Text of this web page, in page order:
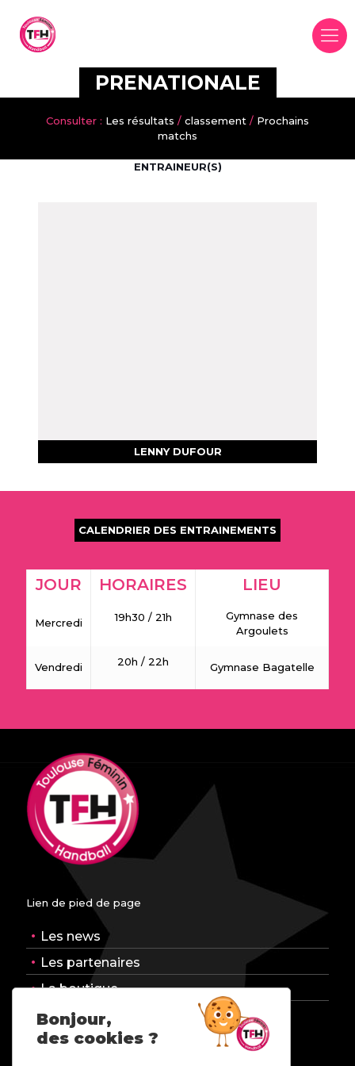
PRENATIONALE
Consulter : Les résultats / classement / Prochains
matchs
ENTRAINEUR(S)
LENNY DUFOUR
CALENDRIER DES ENTRAINEMENTS
JOUR HORAIRES LIEU
Mercredi 19h30 / 21h
Gymnase des
Argoulets
Vendredi 20h / 22h Gymnase Bagatelle
Lien de pied de page
Les news
Les partenaires
La boutique
Nous contacter
Bonjour,
des cookies ?